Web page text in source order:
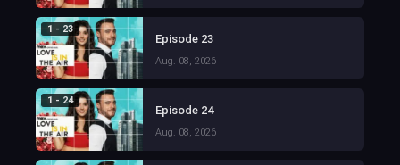
1 - 23
Episode 23
Aug. 08, 2026
1 - 24
Episode 24
Aug. 08, 2026